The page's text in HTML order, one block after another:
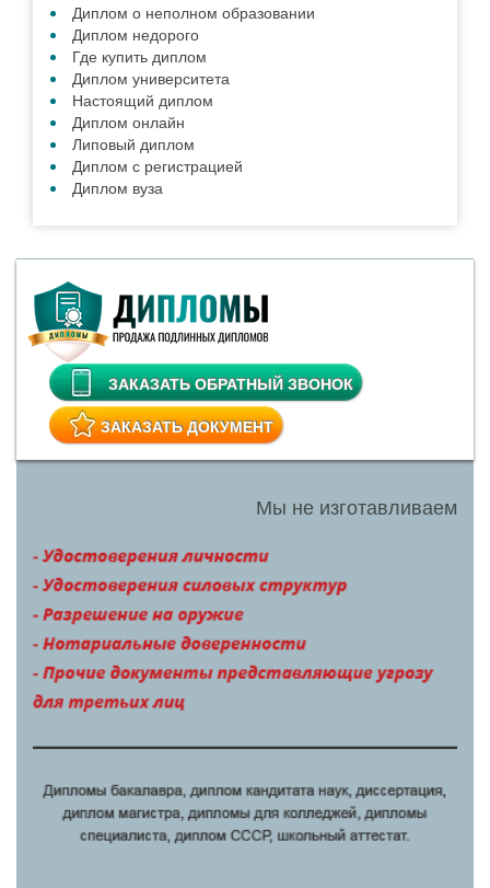
Диплом о неполном образовании
Диплом недорого
Где купить диплом
Диплом университета
Настоящий диплом
Диплом онлайн
Липовый диплом
Диплом с регистрацией
Диплом вуза
ЗАКАЗАТЬ ОБРАТНЫЙ ЗВОНОК
ЗАКАЗАТЬ ДОКУМЕНТ
Мы не изготавливаем